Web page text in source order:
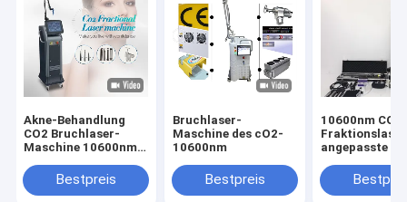
Akne-Behandlung
CO2 Bruchlaser-
Maschine 10600nm
Bestpreis
Bruchlaser-
Maschine des cO2-
10600nm
Bestpreis
10600nm
angepasste